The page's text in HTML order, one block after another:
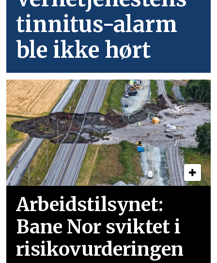
tinnitus-alarm
ble ikke hørt
Arbeidstilsynet:
Bane Nor sviktet i
risikovurderingen